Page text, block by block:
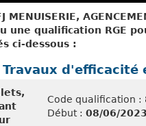
une qualification RGE
ci-dessous :
Travaux d'efficacité
Code qualification :
Début : 08/06/2023